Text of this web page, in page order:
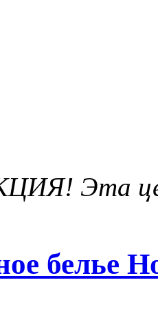
Эта
белье